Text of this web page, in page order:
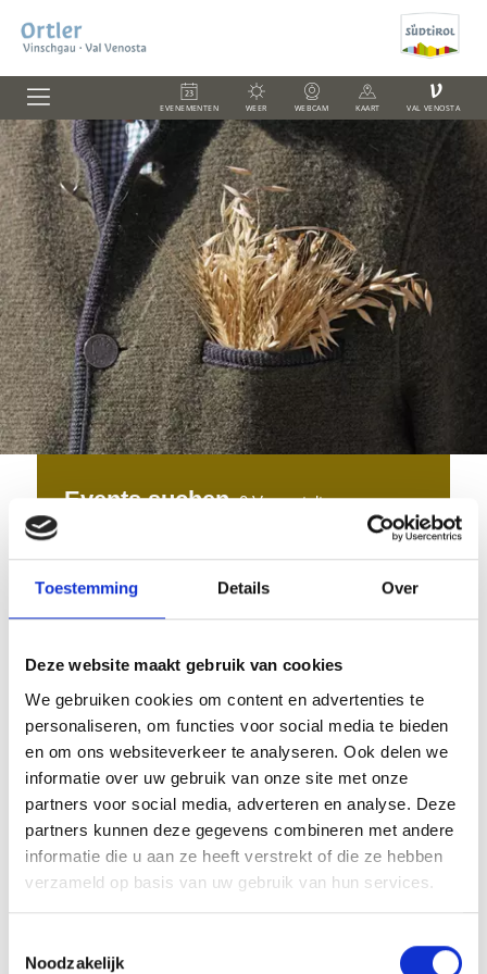
Toestemming Details Over
Deze website maakt gebruik van cookies
We gebruiken cookies om content en advertenties te
personaliseren, om functies voor social media te bieden
en om ons websiteverkeer te analyseren. Ook delen we
informatie over uw gebruik van onze site met onze
partners voor social media, adverteren en analyse. Deze
partners kunnen deze gegevens combineren met andere
informatie die u aan ze heeft verstrekt of die ze hebben
verzameld op basis van uw gebruik van hun services.
Noodzakelijk
EVENEMENTEN WEER WEBCAM KAART
V
VAL VENOSTA
Events suchen 0Veranstaltungen
nur buchbare anzeigen
Karte
Keine Veranstaltungen gefunden